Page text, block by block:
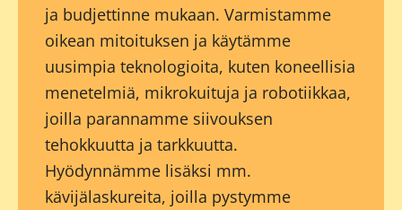
ja budjettinne mukaan. Varmistamme
oikean mitoituksen ja käytämme
uusimpia teknologioita, kuten koneellisia
menetelmiä, mikrokuituja ja robotiikkaa,
joilla parannamme siivouksen
tehokkuutta ja tarkkuutta.
Hyödynnämme lisäksi mm.
kävijälaskureita, joilla pystymme